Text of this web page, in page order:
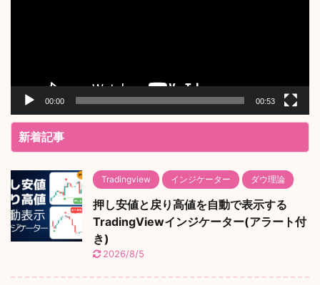
00:00 00:53
新着記事
Tradingview インジケーター ダウ理論
押し安値と戻り高値を自動で表示する
TradingViewインジケーター(アラート付
き)
2026/8/5